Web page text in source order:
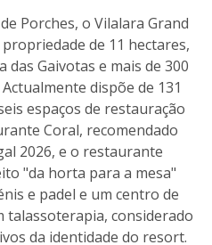
Porches, o Vilalara Grand
de 11 hectares,
das Gaivotas e mais de 300
dispõe de 131
espaços de restauração
Coral, recomendado
2026, e o restaurante
"da horta para a mesa"
e padel e um centro de
talassoterapia, considerado
da identidade do resort.